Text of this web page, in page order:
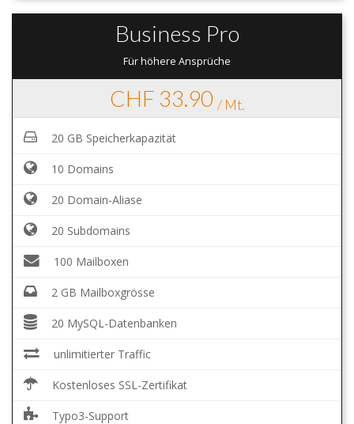
Business Pro
Für höhere Ansprüche
CHF 33.90 / Mt.
20 GB Speicherkapazität
10 Domains
20 Domain-Aliase
20 Subdomains
100 Mailboxen
2 GB Mailboxgrösse
20 MySQL-Datenbanken
unlimitierter Traffic
Kostenloses SSL-Zertifikat
Typo3-Support